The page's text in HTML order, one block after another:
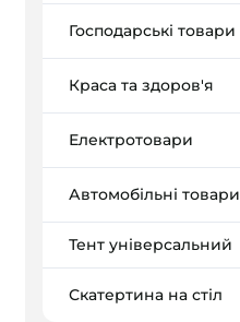
Господарські товари
Краса та здоров'я
Електротовари
Автомобільні товари
Тент універсальний
Скатертина на стіл